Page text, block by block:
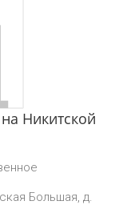
Никитской
Большая, д.